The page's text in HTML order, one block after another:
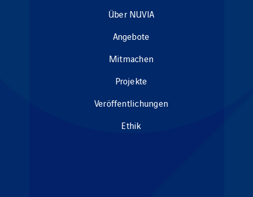
Über NUVIA
Angebote
Mitmachen
Projekte
Veröffentlichungen
Ethik